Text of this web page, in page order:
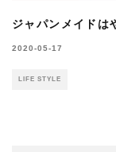
ジャパンメイドは
2020-05-17
LIFE STYLE